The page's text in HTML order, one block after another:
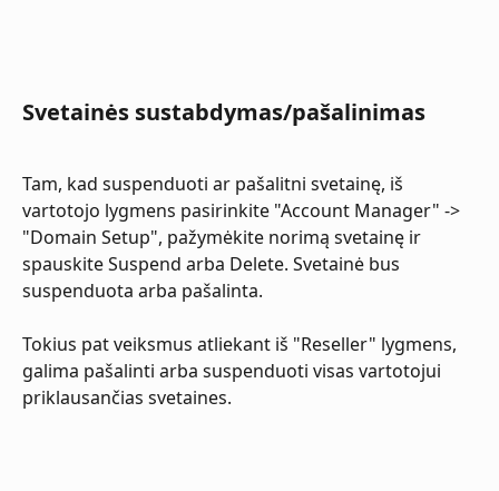
Svetainės sustabdymas/pašalinimas
Tam, kad suspenduoti ar pašalitni svetainę, iš
vartotojo lygmens pasirinkite "Account Manager" ->
"Domain Setup", pažymėkite norimą svetainę ir
spauskite Suspend arba Delete. Svetainė bus
suspenduota arba pašalinta.
Tokius pat veiksmus atliekant iš "Reseller" lygmens,
galima pašalinti arba suspenduoti visas vartotojui
priklausančias svetaines.